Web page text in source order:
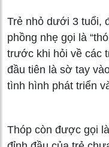
Trẻ nhỏ dưới 3 tuổi,
phồng nhẹ gọi là
trước khi hỏi về các
đầu tiên là sờ tay
tình hình phát triển
Thóp còn được gọi